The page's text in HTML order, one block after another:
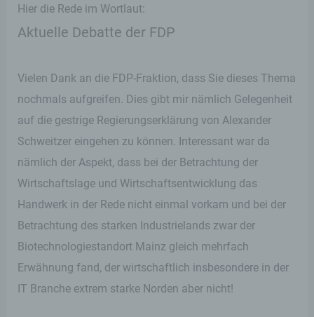
Hier die Rede im Wortlaut:
Aktuelle Debatte der FDP
Vielen Dank an die FDP-Fraktion, dass Sie dieses Thema
nochmals aufgreifen. Dies gibt mir nämlich Gelegenheit
auf die gestrige Regierungserklärung von Alexander
Schweitzer eingehen zu können. Interessant war da
nämlich der Aspekt, dass bei der Betrachtung der
Wirtschaftslage und Wirtschaftsentwicklung das
Handwerk in der Rede nicht einmal vorkam und bei der
Betrachtung des starken Industrielands zwar der
Biotechnologiestandort Mainz gleich mehrfach
Erwähnung fand, der wirtschaftlich insbesondere in der
IT Branche extrem starke Norden aber nicht!